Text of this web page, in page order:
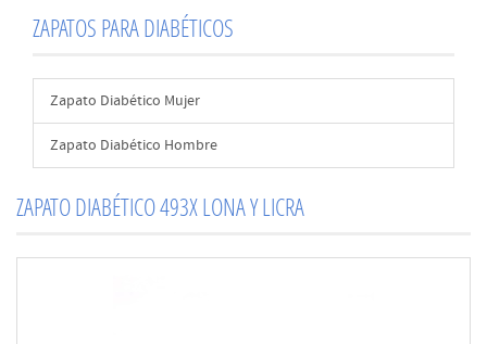
ZAPATOS PARA DIABÉTICOS
Zapato Diabético Mujer
Zapato Diabético Hombre
ZAPATO DIABÉTICO 493X LONA Y LICRA